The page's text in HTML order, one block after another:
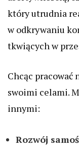
który utrudnia
w odkrywaniu
tkwiących w
Chcąc pracować
swoimi celami.
innymi:
Rozwój